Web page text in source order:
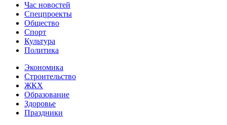
Час новостей
Спецпроекты
Общество
Спорт
Культура
Политика
Экономика
Строительство
ЖКХ
Образование
Здоровье
Праздники